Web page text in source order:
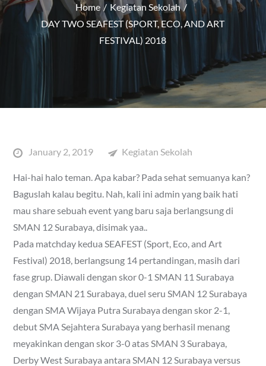
Home
Kegiatan Sekolah
DAY TWO SEAFEST (SPORT, ECO, AND ART
FESTIVAL) 2018
PostedJanuary 2, 2019 Kegiatan Sekolah
Hai-hai halo teman. Apa kabar? Pada sehat semuanya kan?
Baguslah kalau begitu. Nah, kali ini admin yang baik hati
mau share sebuah event yang baru saja berlangsung di
SMAN 12 Surabaya, disimak yaa..
Pada matchday kedua SEAFEST (Sport, Eco, and Art
Festival) 2018, berlangsung 14 pertandingan, masih dari
fase grup. Diawali dengan skor 0-1 SMAN 11 Surabaya
dengan SMAN 21 Surabaya, duel seru SMAN 12 Surabaya
dengan SMA Wijaya Putra Surabaya dengan skor 2-1,
debut SMA Sejahtera Surabaya yang berhasil menang
meyakinkan dengan skor 3-0 atas SMAN 3 Surabaya,
Derby West Surabaya antara SMAN 12 Surabaya versus